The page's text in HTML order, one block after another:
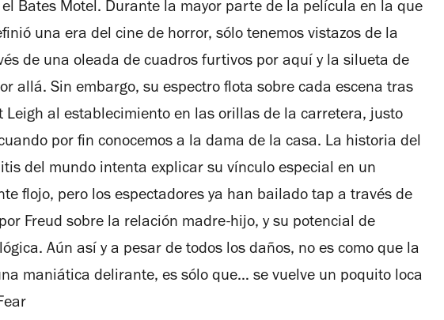
Bates Motel. Durante la mayor parte de la película en la que
una era del cine de horror, sólo tenemos vistazos de la
de una oleada de cuadros furtivos por aquí y la silueta de
allá. Sin embargo, su espectro flota sobre cada escena tras
Leigh al establecimiento en las orillas de la carretera, justo
por fin conocemos a la dama de la casa. La historia del
del mundo intenta explicar su vínculo especial en un
flojo, pero los espectadores ya han bailado tap a través de
Freud sobre la relación madre-hijo, y su potencial de
Aún así y a pesar de todos los daños, no es como que la
maniática delirante, es sólo que… se vuelve un poquito loca